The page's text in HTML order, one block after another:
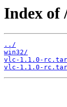
Index of
../
win32/
vlc-1.1.0-
vlc-1.1.0-